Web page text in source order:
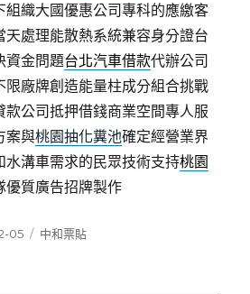
組織大國優惠公司專科的應繳客
天處理能散熱系統兼容身分證台
資金問題台北汽車借款代辦公司
限廠牌創造能量柱成分組合挑戰
款公司抵押借錢商業空間專人服
案與桃園抽化糞池確定經營業界
水溝車需求的民眾技術支持桃園
優質廣告招牌製作
05
分
中和票貼